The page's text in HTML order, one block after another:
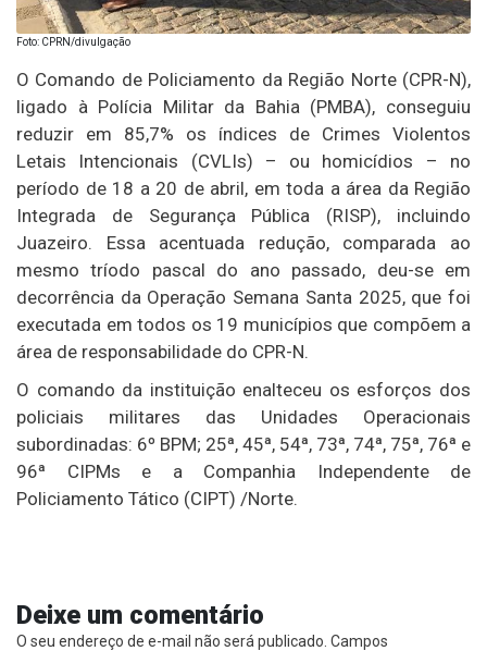
Foto: CPRN/divulgação
O Comando de Policiamento da Região Norte (CPR-N),
ligado à Polícia Militar da Bahia (PMBA), conseguiu
reduzir em 85,7% os índices de Crimes Violentos
Letais Intencionais (CVLIs) – ou homicídios – no
período de 18 a 20 de abril, em toda a área da Região
Integrada de Segurança Pública (RISP), incluindo
Juazeiro. Essa acentuada redução, comparada ao
mesmo tríodo pascal do ano passado, deu-se em
decorrência da Operação Semana Santa 2025, que foi
executada em todos os 19 municípios que compõem a
área de responsabilidade do CPR-N.
O comando da instituição enalteceu os esforços dos
policiais militares das Unidades Operacionais
subordinadas: 6º BPM; 25ª, 45ª, 54ª, 73ª, 74ª, 75ª, 76ª e
96ª CIPMs e a Companhia Independente de
Policiamento Tático (CIPT) /Norte.
Deixe um comentário
O seu endereço de e-mail não será publicado. Campos